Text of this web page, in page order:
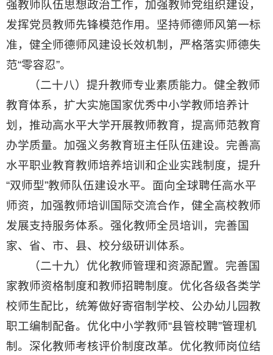
强教师队伍思想政治工作，加强教师党组织建设，
发挥党员教师先锋模范作用。坚持师德师风第一标
准，健全师德师风建设长效机制，严格落实师德失
范“零容忍”。
（二十八）提升教师专业素质能力。健全教师
教育体系，扩大实施国家优秀中小学教师培养计
划，推动高水平大学开展教师教育，提高师范教育
办学质量。加强义务教育班主任队伍建设。完善高
水平职业教育教师培养培训和企业实践制度，提升
“双师型”教师队伍建设水平。面向全球聘任高水平
师资，加强教师培训国际交流合作，健全高校教师
发展支持服务体系。强化教师全员培训，完善国
家、省、市、县、校分级研训体系。
（二十九）优化教师管理和资源配置。完善国
家教师资格制度和教师招聘制度。优化各级各类学
校师生配比，统筹做好寄宿制学校、公办幼儿园教
职工编制配备。优化中小学教师“县管校聘”管理机
制。深化教师考核评价制度改革。优化教师岗位结